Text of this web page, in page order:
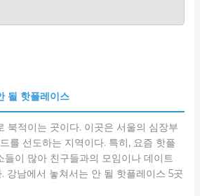
될 핫플레이스
북적이는 곳이다. 이곳은 서울의 심장부
를 선도하는 지역이다. 특히, 요즘 핫플
들이 많아 친구들과의 모임이나 데이트
강남에서 놓쳐서는 안 될 핫플레이스 5곳